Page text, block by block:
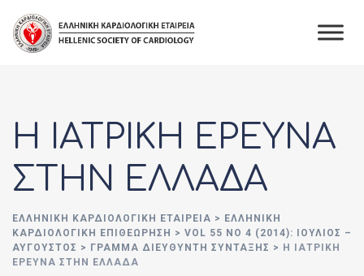
content
Η ΙΑΤΡΙΚΗ ΕΡΕΥΝΑ
ΣΤΗΝ ΕΛΛΑΔΑ
ΕΛΛΗΝΙΚΉ ΚΑΡΔΙΟΛΟΓΙΚΉ ΕΤΑΙΡΕΊΑ > ΕΛΛΗΝΙΚΗ
ΚΑΡΔΙΟΛΟΓΙΚΗ ΕΠΙΘΕΩΡΗΣΗ > VOL 55 NO 4 (2014): ΙΟΎΛΙΟΣ –
ΑΎΓΟΥΣΤΟΣ > ΓΡΑΜΜΑ ΔΙΕΥΘΥΝΤΗ ΣΥΝΤΑΞΗΣ > Η ΙΑΤΡΙΚΗ
ΕΡΕΥΝΑ ΣΤΗΝ ΕΛΛΑΔΑ